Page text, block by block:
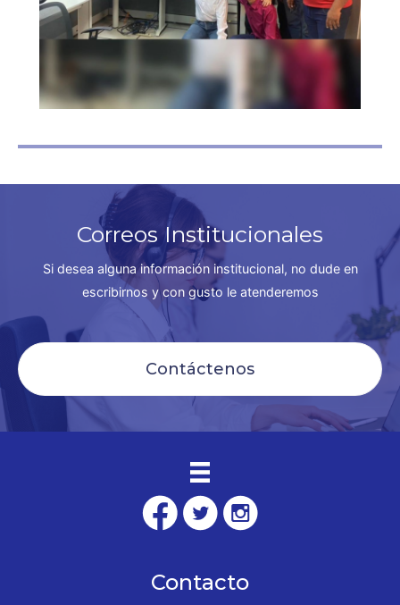
Correos Institucionales
Si desea alguna información institucional, no dude en
escribirnos y con gusto le atenderemos
Contáctenos
Contacto